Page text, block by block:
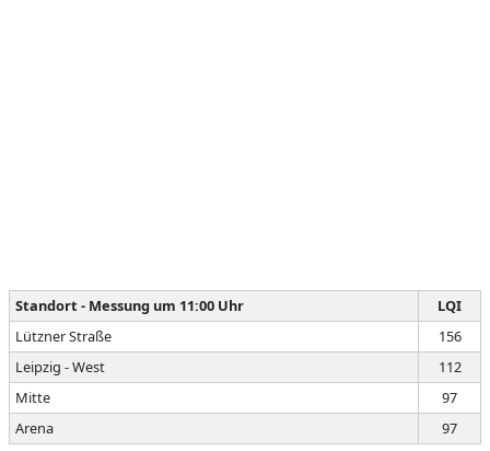
Standort - Messung um 11:00 Uhr
LQI
Lützner Straße
156
Leipzig - West
112
Mitte
97
Arena
97